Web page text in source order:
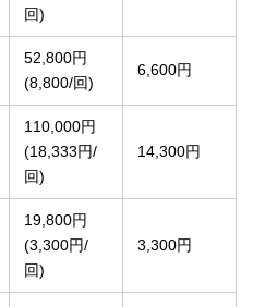
回)
52,800円
(8,800/回)
6,600円
110,000円
(18,333円/
回)
14,300円
19,800円
(3,300円/
回)
3,300円